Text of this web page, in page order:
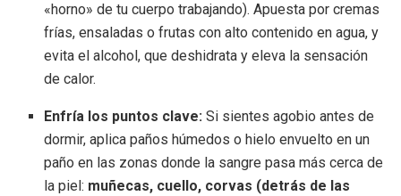
«horno» de tu cuerpo trabajando). Apuesta por cremas
frías, ensaladas o frutas con alto contenido en agua, y
evita el alcohol, que deshidrata y eleva la sensación
de calor.
Enfría los puntos clave: Si sientes agobio antes de
dormir, aplica paños húmedos o hielo envuelto en un
paño en las zonas donde la sangre pasa más cerca de
la piel: muñecas, cuello, corvas (detrás de las